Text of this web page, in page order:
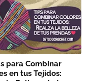
para Combinar
en tus Tejidos: